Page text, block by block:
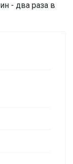
- два раза в